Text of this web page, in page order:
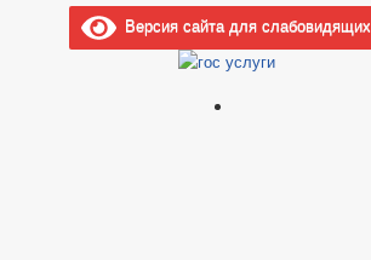
Версия сайта для слабовидящих